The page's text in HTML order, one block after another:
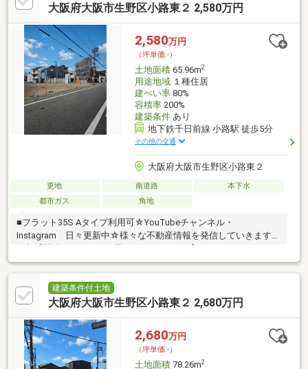
大阪府大阪市生野区小路東２ 2,580万円
2,580万円
（坪単価:-）
土地面積65.96m2
用途地域１種住居
建ぺい率80%
容積率200%
建築条件あり
地下鉄千日前線 小路駅 徒歩5分
その他の交通
大阪府大阪市生野区小路東２
更地 南道路
本下水
都市ガス
角地
■フラット35S Aタイプ利用可☆YouTubeチャンネル・
Instagram 日々更新中☆様々な不動産情報を発信していきます！
ト】・ローンのご相談もお気軽に！・年収が低い、奥様だけでロ
ーンを組みたい、勤続年数が短い等、すべてお任せください！
建築条件付土地
大阪府大阪市生野区小路東２ 2,680万円
2,680万円
（坪単価:-）
土地面積78.26m2